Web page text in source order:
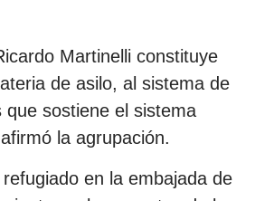
Martinelli constituye
de asilo, al sistema de
sostiene el sistema
la agrupación.
en la embajada de